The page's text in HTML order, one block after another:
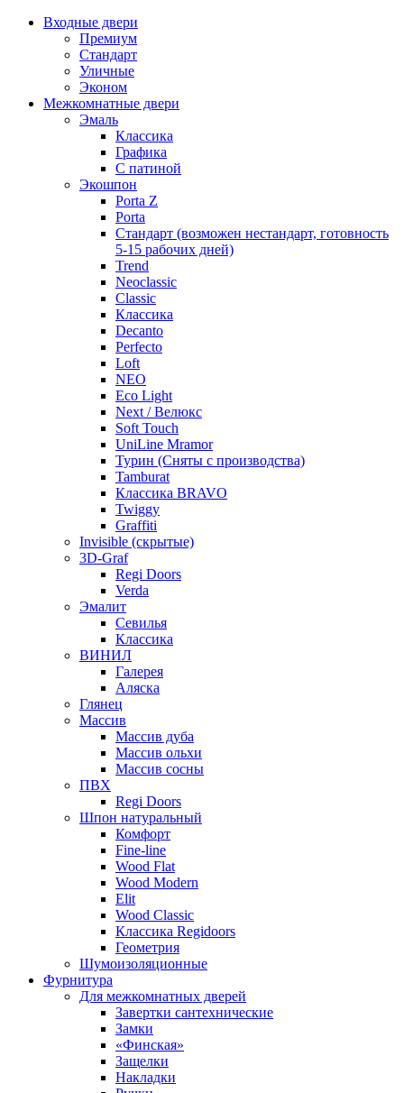
Входные двери
Премиум
Стандарт
Уличные
Эконом
Межкомнатные двери
Эмаль
Классика
Графика
С патиной
Экошпон
Porta Z
Porta
Стандарт (возможен нестандарт, готовность
5-15 рабочих дней)
Trend
Neoclassic
Classic
Классика
Decanto
Perfecto
Loft
NEO
Eco Light
Next / Велюкс
Soft Touch
UniLine Mramor
Турин (Сняты с производства)
Tamburat
Классика BRAVO
Twiggy
Graffiti
Invisible (скрытые)
3D-Graf
Regi Doors
Verda
Эмалит
Севилья
Классика
ВИНИЛ
Галерея
Аляска
Глянец
Массив
Массив дуба
Массив ольхи
Массив сосны
ПВХ
Regi Doors
Шпон натуральный
Комфорт
Fine-line
Wood Flat
Wood Modern
Elit
Wood Classic
Классика Regidoors
Геометрия
Шумоизоляционные
Фурнитура
Для межкомнатных дверей
Завертки сантехнические
Замки
«Финская»
Защелки
Накладки